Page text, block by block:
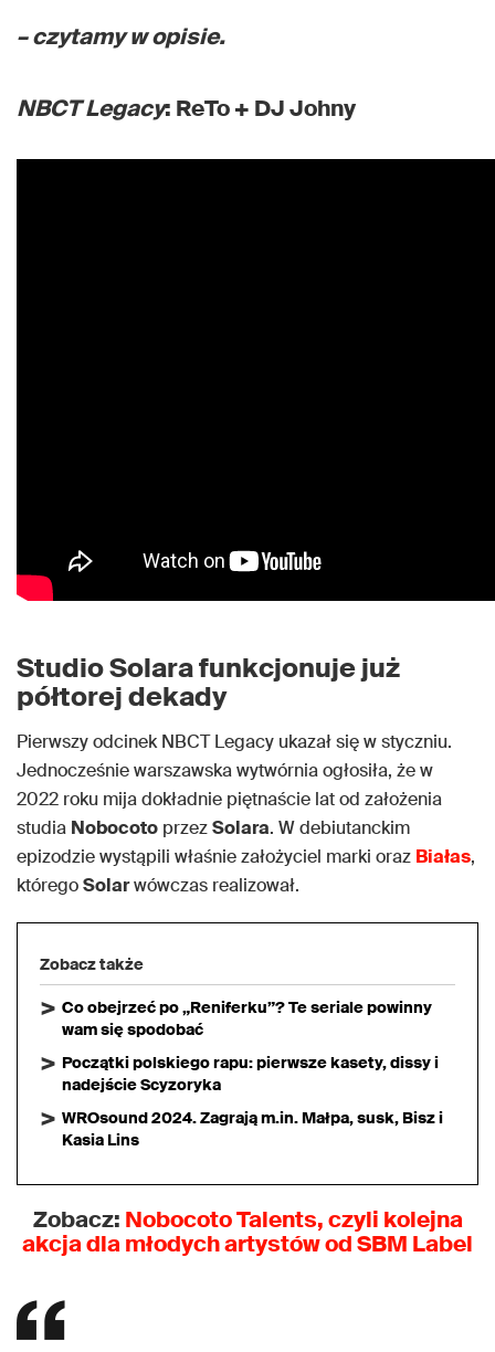
– czytamy w opisie.
NBCT Legacy: ReTo + DJ Johny
Studio Solara funkcjonuje już
półtorej dekady
Pierwszy odcinek NBCT Legacy ukazał się w styczniu.
Jednocześnie warszawska wytwórnia ogłosiła, że w
2022 roku mija dokładnie piętnaście lat od założenia
studia Nobocoto przezSolara. W debiutanckim
epizodzie wystąpili właśnie założyciel marki oraz Białas,
któregoSolarwówczas realizował.
Zobacz także
Co obejrzeć po „Reniferku”? Te seriale powinny
wam się spodobać
Początki polskiego rapu: pierwsze kasety, dissy i
nadejście Scyzoryka
WROsound 2024. Zagrają m.in. Małpa, susk, Bisz i
Kasia Lins
Zobacz: Nobocoto Talents, czyli kolejna
akcja dla młodych artystów od SBM Label